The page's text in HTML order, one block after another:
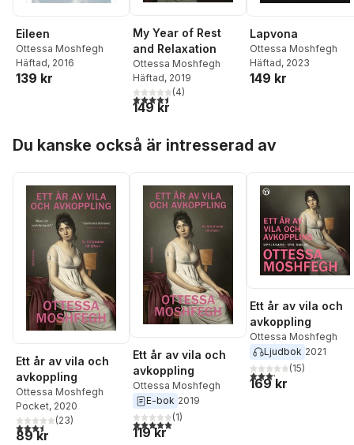
Eileen
Ottessa Moshfegh
Häftad, 2016
139 kr
My Year of Rest
and Relaxation
Ottessa Moshfegh
Häftad, 2019
4,5utav 5 stjärnor. Totalt antal röster:
(4)
149 kr
Lapvona
Ottessa Moshfegh
Häftad, 2023
149 kr
Du kanske också är intresserad av
Ett år av vila och
avkoppling
Ottessa Moshfegh
Pocket, 2020
3,5utav 5 stjärnor. Totalt antal röster:
(23)
89 kr
Ett år av vila och
avkoppling
Ottessa Moshfegh
E-bok 2019
5,0utav 5 stjärnor. Totalt antal röster:
(1)
119 kr
Ett år av vila och
avkoppling
Ottessa Moshfegh
Ljudbok 2021
3,2utav 5 stjärnor.
(15)
169 kr